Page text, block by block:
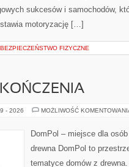
sukcesów i samochodów,
motoryzację […]
FIZYCZNE
- 2026 MOŻLIWOŚĆ
DomPol – miejsce dla
drewna DomPol to
tematyce domów z